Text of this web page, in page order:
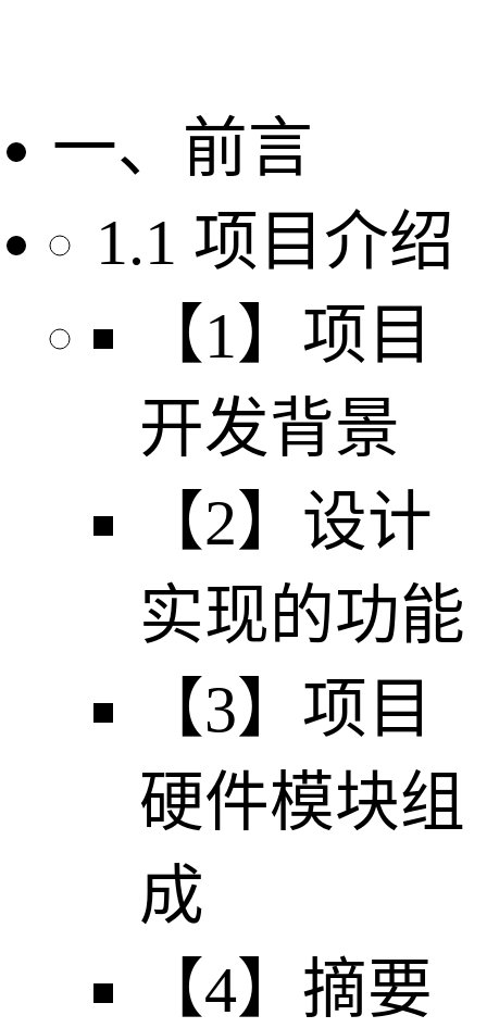
一、前言
1.1 项目介绍
【1】项目
开发背景
【2】设计
实现的功能
【3】项目
硬件模块组
成
【4】摘要